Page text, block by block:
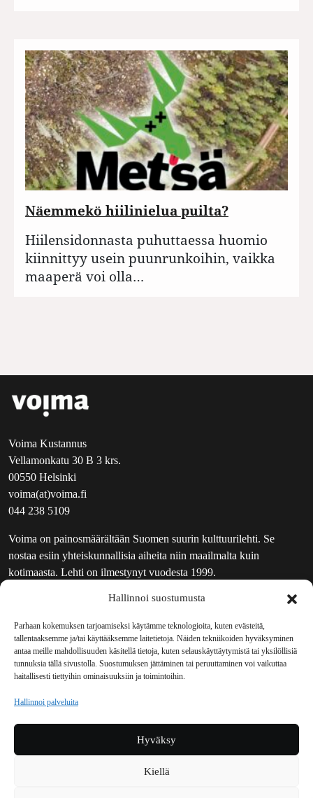
Hallinnoi suostumusta
Parhaan kokemuksen tarjoamiseksi käytämme teknologioita, kuten evästeitä,
tallentaaksemme ja/tai käyttääksemme laitetietoja. Näiden tekniikoiden hyväksyminen
antaa meille mahdollisuuden käsitellä tietoja, kuten selauskäyttäytymistä tai yksilöllisiä
tunnuksia tällä sivustolla. Suostumuksen jättäminen tai peruuttaminen voi vaikuttaa
haitallisesti tiettyihin ominaisuuksiin ja toimintoihin.
Hallinnoi palveluita
Hyväksy
Kiellä
Näemmekö hiilinielua puilta?
Hiilensidonnasta puhuttaessa huomio
kiinnittyy usein puunrunkoihin, vaikka
maaperä voi olla…
Voima Kustannus
Vellamonkatu 30 B 3 krs.
00550 Helsinki
voima(at)voima.fi
044 238 5109
Voima on painosmäärältään Suomen suurin kulttuurilehti. Se
nostaa esiin yhteiskunnallisia aiheita niin maailmalta kuin
kotimaasta. Lehti on ilmestynyt vuodesta 1999.
UUTISKIRJE
MAINOSTAJILLE
VASTAMAINOKSET
JAKELUPAIKAT
REKISTERISELOSTE
TILAUKSEN PERUUTUSPYYNTÖ
TILAUSOHJEET JA -EHDOT